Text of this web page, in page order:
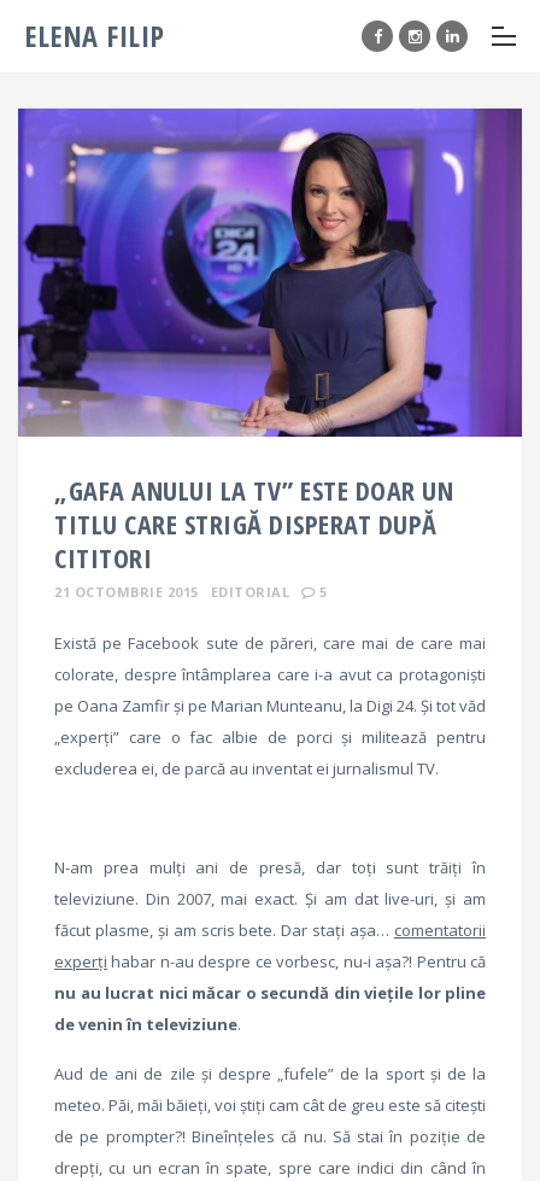
ELENA FILIP
„GAFA ANULUI LA TV” ESTE DOAR UN
TITLU CARE STRIGĂ DISPERAT DUPĂ
CITITORI
21 OCTOMBRIE 2015 EDITORIAL 5
Există pe Facebook sute de păreri, care mai de care mai
colorate, despre întâmplarea care i-a avut ca protagoniști
pe Oana Zamfir și pe Marian Munteanu, la Digi 24. Și tot văd
„experți” care o fac albie de porci și militează pentru
excluderea ei, de parcă au inventat ei jurnalismul TV.
N-am prea mulți ani de presă, dar toți sunt trăiți în
televiziune. Din 2007, mai exact. Și am dat live-uri, și am
făcut plasme, și am scris bete. Dar stați așa… comentatorii
experți habar n-au despre ce vorbesc, nu-i așa?! Pentru că
nu au lucrat nici măcar o secundă din viețile lor pline
de venin în televiziune.
Aud de ani de zile și despre „fufele” de la sport și de la
meteo. Păi, măi băieți, voi știți cam cât de greu este să citești
de pe prompter?! Bineînțeles că nu. Să stai în poziție de
drepți, cu un ecran în spate, spre care indici din când în